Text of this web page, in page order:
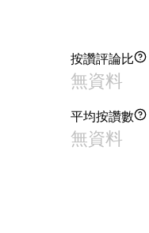
按讚評論比
無資料
平均按讚數
無資料